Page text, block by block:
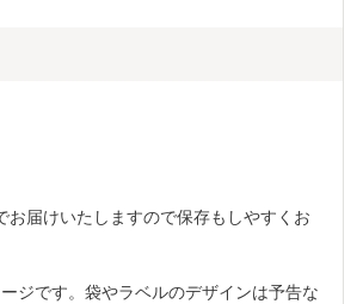
お届けいたしますので保存もしやすくお
ジです。袋やラベルのデザインは予告な